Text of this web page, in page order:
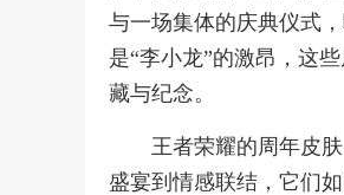
与一场集体的庆典仪式
是“李小龙”的激昂，这
藏与纪念。
王者荣耀的周年皮
盛宴到情感联结，它们